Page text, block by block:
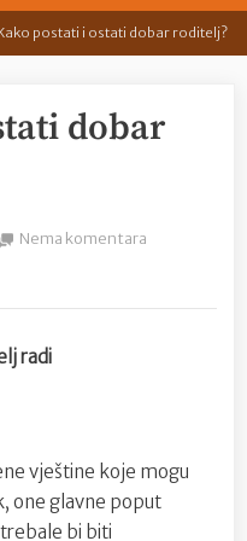
postati i ostati dobar roditelj?
dobar
Nema komentara
i
radi
vještine koje mogu
one glavne poput
bi biti